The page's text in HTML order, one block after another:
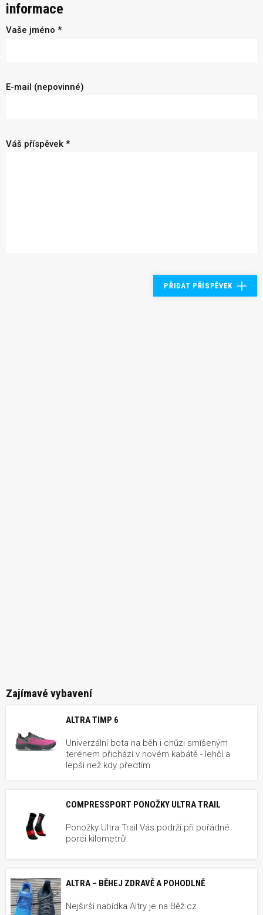
informace
Vaše jméno *
E-mail (nepovinné)
Váš příspěvek *
PŘIDAT PŘÍSPĚVEK
Zajímavé vybavení
ALTRA TIMP 6
Univerzální bota na běh i chůzi smíšeným
terénem přichází v novém kabátě - lehčí a
lepší než kdy předtím
COMPRESSPORT PONOŽKY ULTRA TRAIL
Ponožky Ultra Trail Vás podrží při pořádné
porci kilometrů!
ALTRA – BĚHEJ ZDRAVĚ A POHODLNĚ
Nejširší nabídka Altry je na Běž.cz